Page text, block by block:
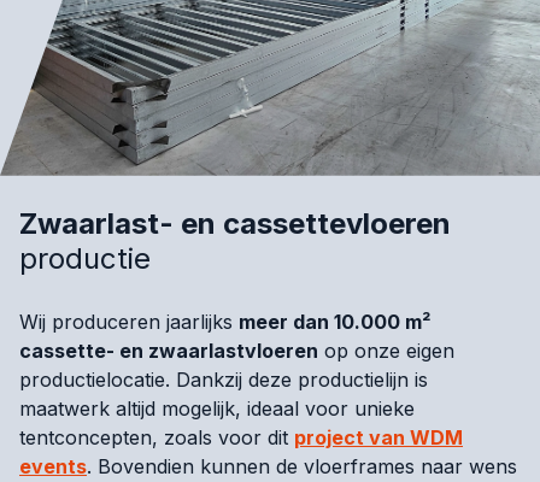
Zwaarlast- en cassettevloeren
productie
Wij produceren jaarlijks meer dan 10.000 m²
cassette- en zwaarlastvloeren op onze eigen
productielocatie. Dankzij deze productielijn is
maatwerk altijd mogelijk, ideaal voor unieke
tentconcepten, zoals voor dit project van WDM
events. Bovendien kunnen de vloerframes naar wens